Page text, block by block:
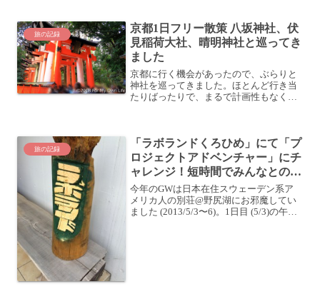
旅の記録
京都1日フリー散策 八坂神社、伏
見稲荷大社、晴明神社と巡ってき
ました
京都に行く機会があったので、ぶらりと
神社を巡ってきました。ほとんど行き当
たりばったりで、まるで計画性もなく行
坂神社まずは八坂神社に行...
旅の記録
「ラボランドくろひめ」にて「プ
ロジェクトアドベンチャー」にチ
ャレンジ！短時間でみんなとの絆
が深まった！
今年のGWは日本在住スウェーデン系ア
メリカ人の別荘@野尻湖にお邪魔してい
ました (2013/5/3〜6)。1日目 (5/3)の午後